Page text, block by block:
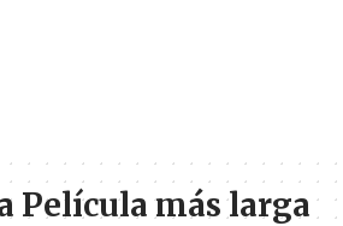
Película más larga